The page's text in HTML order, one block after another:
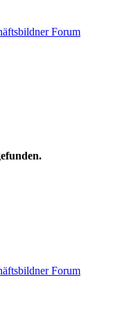
Forum
Forum